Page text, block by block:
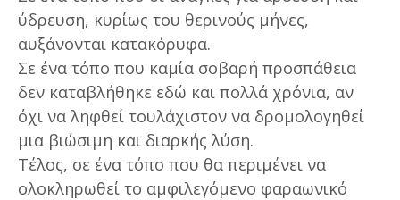
ύδρευση, κυρίως του θερινούς μήνες,
αυξάνονται κατακόρυφα.
Σε ένα τόπο που καμία σοβαρή προσπάθεια
δεν καταβλήθηκε εδώ και πολλά χρόνια, αν
όχι να ληφθεί τουλάχιστον να δρομολογηθεί
μια βιώσιμη και διαρκής λύση.
Τέλος, σε ένα τόπο που θα περιμένει να
ολοκληρωθεί το αμφιλεγόμενο φαραωνικό